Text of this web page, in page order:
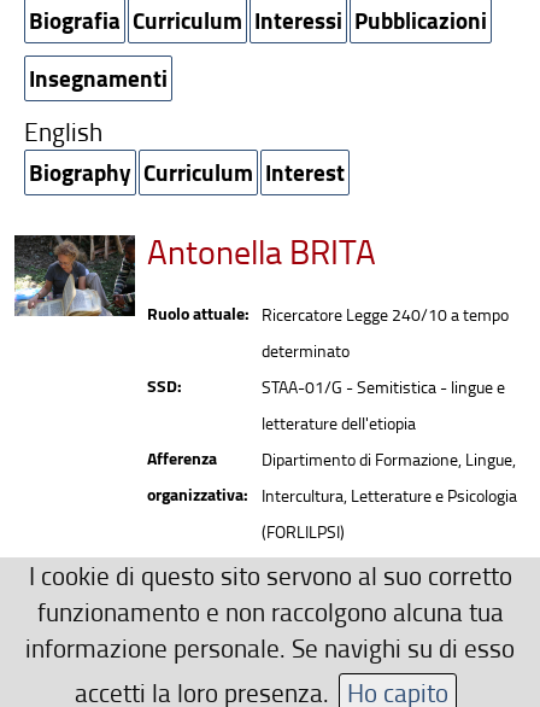
Biografia Curriculum Interessi Pubblicazioni
Insegnamenti
English
Biography Curriculum Interest
Antonella BRITA
Ruolo attuale: Ricercatore Legge 240/10 a tempo
determinato
SSD:
STAA-01/G - Semitistica - lingue e
letterature dell'etiopia
Afferenza
organizzativa:
Dipartimento di Formazione, Lingue,
Intercultura, Letterature e Psicologia
(FORLILPSI)
Recapiti
antonella.brita(AT)unifi.it
Ulteriori Recapiti
+39 055 275 6004
I cookie di questo sito servono al suo corretto
funzionamento e non raccolgono alcuna tua
informazione personale. Se navighi su di esso
accetti la loro presenza. Ho capito